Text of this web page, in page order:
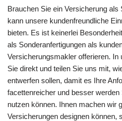
Brauchen Sie ein Versicherung als
kann unsere kundenfreundliche
bieten. Es ist keinerlei
als Sonderanfertigungen als
Versicherungsmakler offerieren.
Sie direkt und teilen Sie uns mit,
entwerfen sollen, damit es Ihre
facettenreicher und besser
nutzen können. Ihnen machen wir
Versicherungen designen können,